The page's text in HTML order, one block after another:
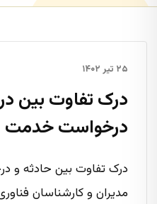
۲۵ تیر ۱۴۰۲
درک تفاوت بین
درخواست خدمت
درک تفاوت بین حادثه و
مدیران و کارشناسان